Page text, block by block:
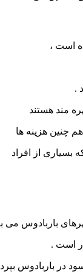
مند هستند
چنین هزینه ها
از افراد
باربادوس می
است .
در باربادوس